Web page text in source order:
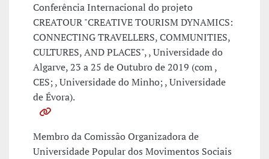
Conferência Internacional do projeto
CREATOUR "CREATIVE TOURISM DYNAMICS:
CONNECTING TRAVELLERS, COMMUNITIES,
CULTURES, AND PLACES", , Universidade do
Algarve, 23 a 25 de Outubro de 2019 (com ,
CES; , Universidade do Minho; , Universidade
de Évora).
Membro da Comissão Organizadora de
Universidade Popular dos Movimentos Sociais